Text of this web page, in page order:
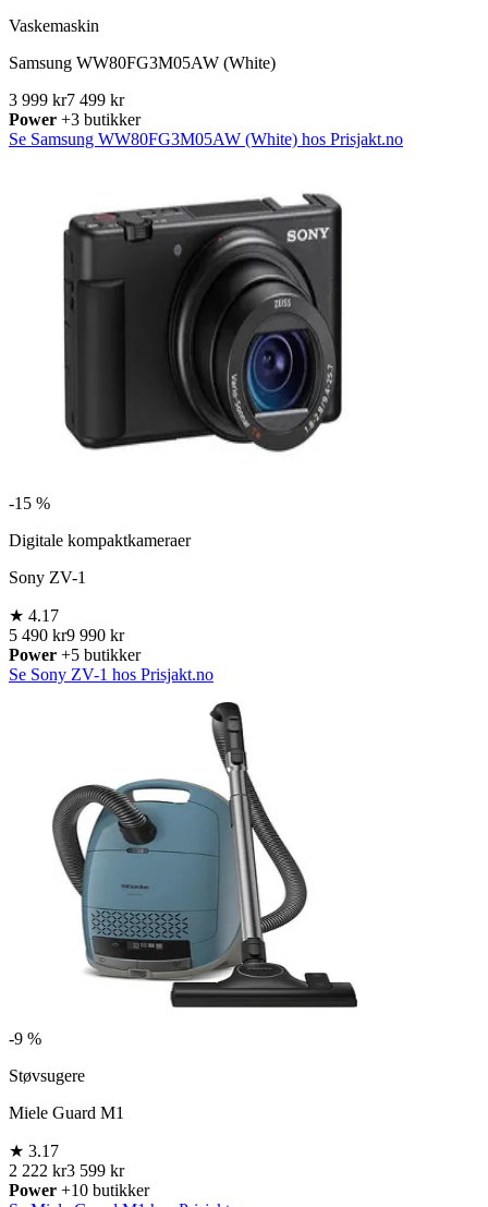
Vaskemaskin
Samsung WW80FG3M05AW (White)
3 999 kr7 499 kr
Power +3 butikker
Se Samsung WW80FG3M05AW (White) hos Prisjakt.no
-15 %
Digitale kompaktkameraer
Sony ZV-1
★ 4.17
5 490 kr9 990 kr
Power +5 butikker
Se Sony ZV-1 hos Prisjakt.no
-9 %
Støvsugere
Miele Guard M1
★ 3.17
2 222 kr3 599 kr
Power +10 butikker